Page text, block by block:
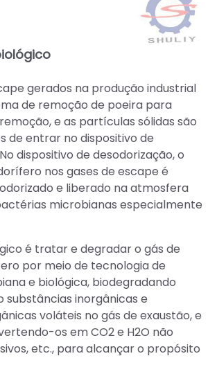
gerados na produção industrial
de remoção de poeira para
e as partículas sólidas são
de entrar no dispositivo de
dispositivo de desodorização, o
nos gases de escape é
e liberado na atmosfera
microbianas especialmente
é tratar e degradar o gás de
por meio de tecnologia de
e biológica, biodegradando
substâncias inorgânicas e
voláteis no gás de exaustão, e
os em CO2 e H2O não
etc., para alcançar o propósito